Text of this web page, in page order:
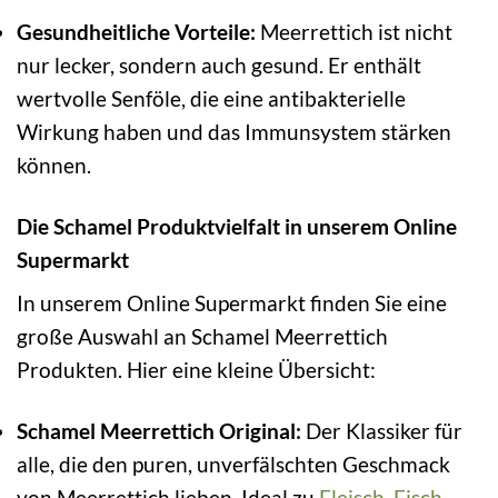
Gesundheitliche Vorteile: Meerrettich ist nicht
nur lecker, sondern auch gesund. Er enthält
wertvolle Senföle, die eine antibakterielle
Wirkung haben und das Immunsystem stärken
können.
Die Schamel Produktvielfalt in unserem Online
Supermarkt
In unserem Online Supermarkt finden Sie eine
große Auswahl an Schamel Meerrettich
Produkten. Hier eine kleine Übersicht:
Schamel Meerrettich Original: Der Klassiker für
alle, die den puren, unverfälschten Geschmack